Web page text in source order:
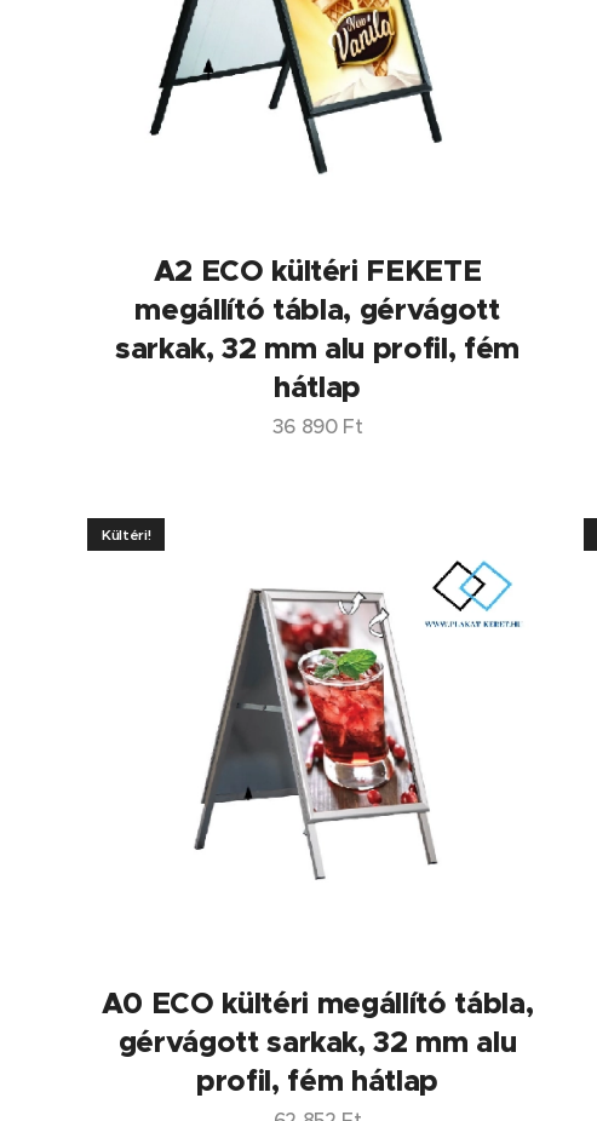
A2 ECO kültéri FEKETE
megállító tábla, gérvágott
sarkak, 32 mm alu profil, fém
hátlap
36 890Ft
A0 ECO kültéri megállító tábla,
gérvágott sarkak, 32 mm alu
profil, fém hátlap
Kültéri!